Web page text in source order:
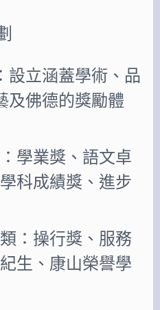
設立涵蓋學術、品
及佛德的獎勵體
學業獎、語文卓
科成績獎、進步
：操行獎、服務
生、康山榮譽學